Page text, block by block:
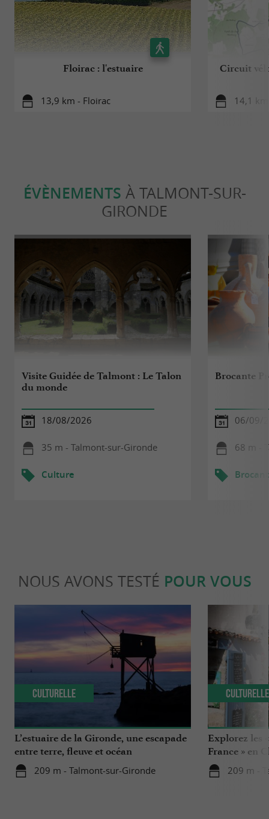
Floirac : l'estuaire
13,9 km - Floirac
Circuit
14,1
ÉVÈNEMENTS À TALMONT-SUR-
GIRONDE
Visite Guidée de Talmont : Le Talon
du monde
18/08/2026
35 m - Talmont-sur-Gironde
Culture
Brocante
06/09/
68 m -
NOUS AVONS TESTÉ POUR VOUS
L’estuaire de la Gironde, une escapade
entre terre, fleuve et océan
209 m - Talmont-sur-Gironde
Culturelle
Explorez les
France » en
209 m -
Culturelle